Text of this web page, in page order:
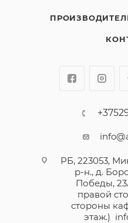
РБ, 223053,
р-н., д.
Победы,
правой
стороны
этаж.)